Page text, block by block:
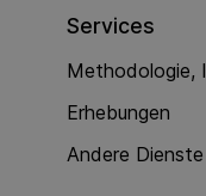
Services
Methodologie,
Erhebungen
Andere Dienste